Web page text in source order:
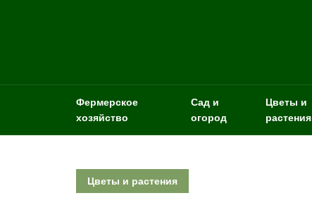
Фермерское
хозяйство
Сад и
огород
Цветы и
растения
Цветы и растения